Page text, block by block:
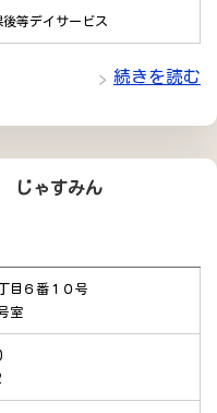
等デイサービス
続きを読む
じゃすみん
目６番１０号
室